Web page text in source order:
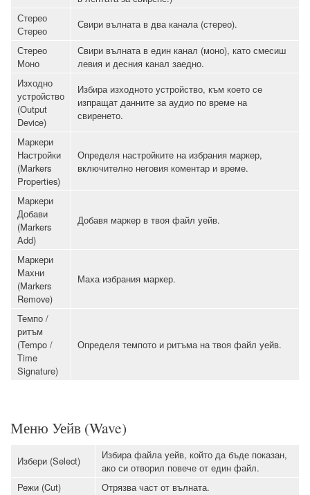
Стерео
Стерео
Свири вълната в два канала (стерео).
Стерео
Моно
Свири вълната в един канал (моно), като смесиш
левия и десния канал заедно.
Изходно
устройство
(Output
Device)
Избира изходното устройство, към което се
изпращат данните за аудио по време на
свиренето.
Маркери
Настройки
(Markers
Properties)
Определя настройките на избрания маркер,
включително неговия коментар и време.
Маркери
Добави
(Markers
Add)
Добавя маркер в твоя файл уейв.
Маркери
Махни
(Markers
Remove)
Маха избрания маркер.
Темпо /
ритъм
(Tempo /
Time
Signature)
Определя темпото и ритъма на твоя файл уейв.
Меню Уейв (Wave)
Избери (Select)
Избира файла уейв, който да бъде показан,
ако си отворил повече от един файл.
Режи (Cut)
Отрязва част от вълната.